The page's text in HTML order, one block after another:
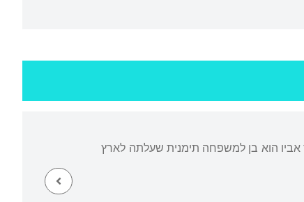
אביו הוא בן למשפחה תימנית שעלתה לארץ